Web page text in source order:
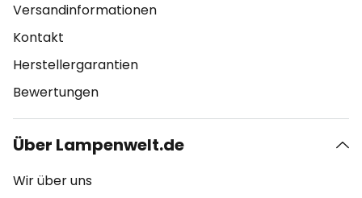
Versandinformationen
Kontakt
Herstellergarantien
Bewertungen
Über Lampenwelt.de
Wir über uns